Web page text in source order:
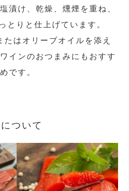
漬け、乾燥、燻煙を重ね、
とりと仕上げています。
たはオリーブオイルを添え
インのおつまみにもおすす
めです。
ついて